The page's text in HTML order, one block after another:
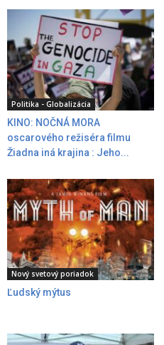
Politika - Globalizácia
KINO: NOČNÁ MORA
oscarového režiséra filmu
Žiadna iná krajina : Jeho...
Nový svetový poriadok
Ľudský mýtus